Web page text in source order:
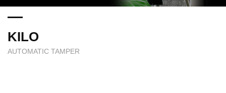
KILO
AUTOMATIC TAMPER